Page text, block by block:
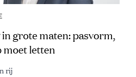
grote maten: pasvorm,
moet letten
rij